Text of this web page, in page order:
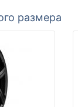
размера